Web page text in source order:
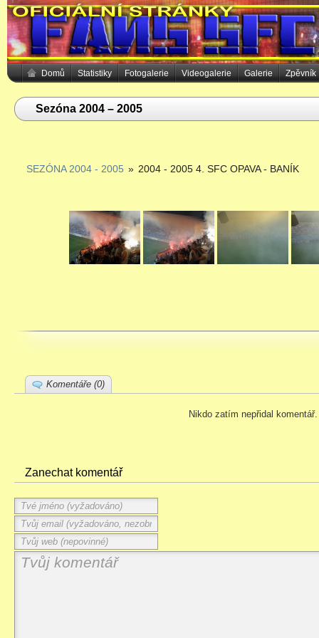
Domů Statistiky Fotogalerie Videogalerie Galerie Zpěvník
Sezóna 2004 – 2005
SEZÓNA 2004 - 2005 » 2004 - 2005 4. SFC OPAVA - BANÍK
Komentáře (0)
Nikdo zatím nepřidal komentář.
Zanechat komentář